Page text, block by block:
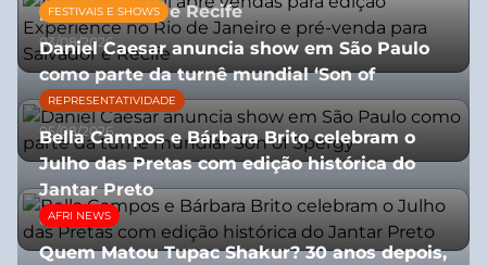
para Salvador e Recife
03/08/2026
FESTIVAIS E SHOWS
Daniel Caesar anuncia show em São Paulo
como parte da turnê mundial ‘Son of
Spergy’
05/08/2026
REPRESENTATIVIDADE
Bella Campos e Bárbara Brito celebram o
Julho das Pretas com edição histórica do
Jantar Preto
07/07/2026
AFRI NEWS
Quem Matou Tupac Shakur? 30 anos depois,